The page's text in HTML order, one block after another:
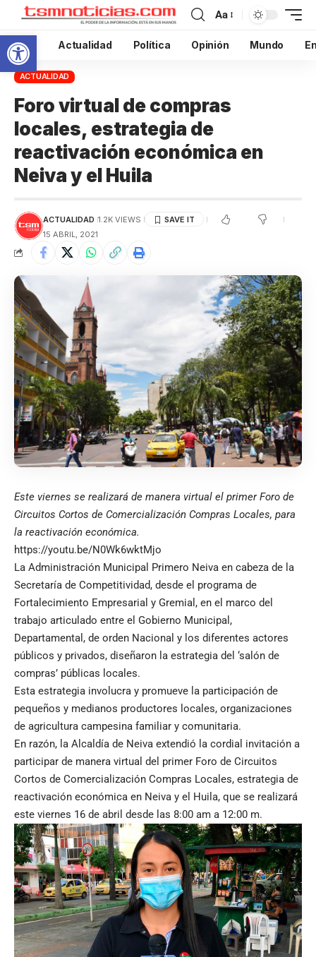
Abrir barra de herramientas
Aa
Inicio Actualidad Política Opinión Mundo
ACTUALIDAD
Foro virtual de compras
locales, estrategia de
reactivación económica en
Neiva y el Huila
ACTUALIDAD 1.2K VIEWS
15 ABRIL, 2021
Este viernes se realizará de manera virtual el primer Foro de
Circuitos Cortos de Comercialización Compras Locales, para
la reactivación económica.
https://youtu.be/N0Wk6wktMjo
La Administración Municipal Primero Neiva en cabeza de la
Secretaría de Competitividad, desde el programa de
Fortalecimiento Empresarial y Gremial, en el marco del
trabajo articulado entre el Gobierno Municipal,
Departamental, de orden Nacional y los diferentes actores
públicos y privados, diseñaron la estrategia del ‘salón de
compras’ públicas locales.
Esta estrategia involucra y promueve la participación de
pequeños y medianos productores locales, organizaciones
de agricultura campesina familiar y comunitaria.
En razón, la Alcaldía de Neiva extendió la cordial invitación a
participar de manera virtual del primer Foro de Circuitos
Cortos de Comercialización Compras Locales, estrategia de
reactivación económica en Neiva y el Huila, que se realizará
este viernes 16 de abril desde las 8:00 am a 12:00 m.